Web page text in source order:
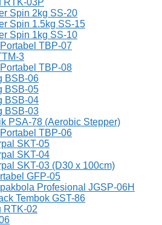
RTK-03P
Spin 2kg SS-20
Spin 1.5kg SS-15
Spin 1kg SS-10
TBP-07
3
TBP-08
BSB-06
BSB-05
BSB-04
BSB-03
PSA-78 (Aerobic Stepper)
TBP-06
SKT-05
SKT-04
SKT-03 (D30 x 100cm)
GFP-05
Profesional JGSP-06H
Tembok GST-86
RTK-02